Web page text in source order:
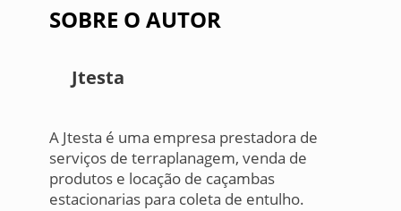
SOBRE O AUTOR
Jtesta
A Jtesta é uma empresa prestadora de
serviços de terraplanagem, venda de
produtos e locação de caçambas
estacionarias para coleta de entulho.